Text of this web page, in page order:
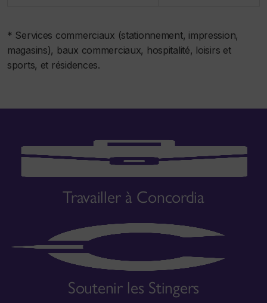
* Services commerciaux (stationnement, impression,
magasins), baux commerciaux, hospitalité, loisirs et
sports, et résidences.
Travailler à Concordia
Soutenir les Stingers